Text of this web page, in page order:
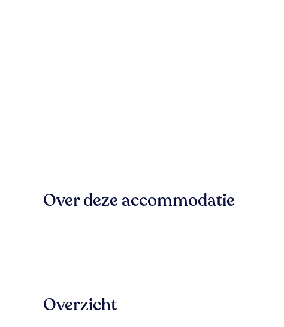
Over deze accommodatie
Overzicht